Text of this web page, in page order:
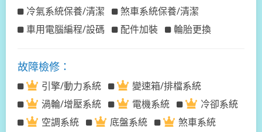
冷氣系統保養/清潔
煞車系統保養/清潔
車用電腦編程/設碼
配件加裝 輪胎更換
故障檢修：
引擎/動力系統
變速箱/排檔系統
渦輪/增壓系統
電機系統
冷卻系統
空調系統
底盤系統
煞車系統